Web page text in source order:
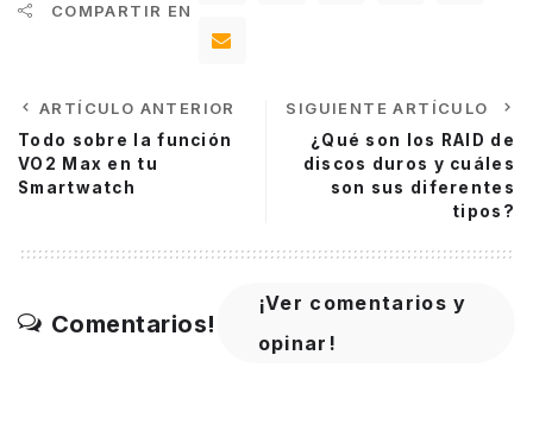
COMPARTIR EN
ARTÍCULO ANTERIOR
Todo sobre la función
VO2 Max en tu
Smartwatch
SIGUIENTE ARTÍCULO
¿Qué son los RAID de
discos duros y cuáles
son sus diferentes
tipos?
Comentarios!
¡Ver comentarios y
opinar!